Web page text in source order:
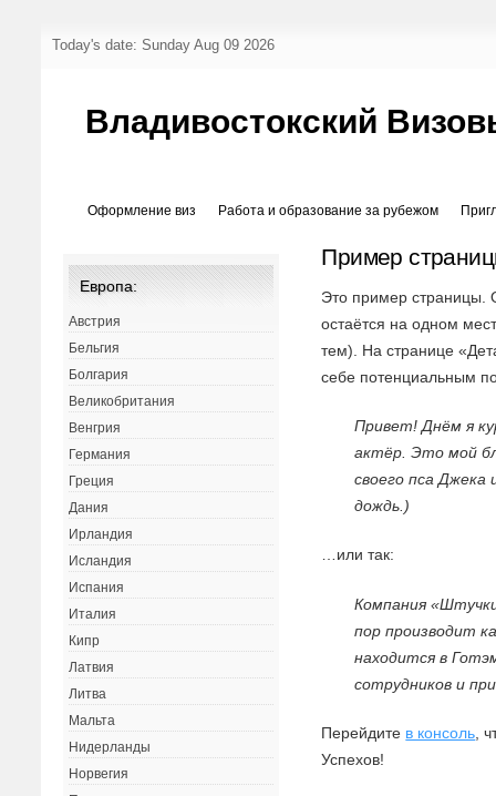
Today's date: Sunday Aug 09 2026
Владивостокский
Оформление виз Работа и образование за рубежом
Пример
Это пример страницы.
остаётся на одном
тем). На странице
себе потенциальным
Привет! Днём я
актёр. Это мой
своего пса Джека
дождь.)
…или так:
Компания
пор производит
находится в
сотрудников и
Перейдите в консоль ,
Успехов!
Европа:
Австрия
Бельгия
Болгария
Великобритания
Венгрия
Германия
Греция
Дания
Ирландия
Исландия
Испания
Италия
Кипр
Латвия
Литва
Мальта
Нидерланды
Норвегия